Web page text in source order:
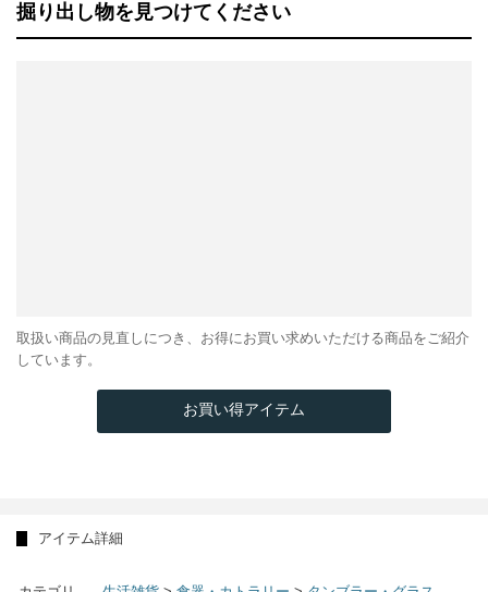
掘り出し物を見つけてください
取扱い商品の見直しにつき、お得にお買い求めいただける商品をご紹介
しています。
お買い得アイテム
アイテム詳細